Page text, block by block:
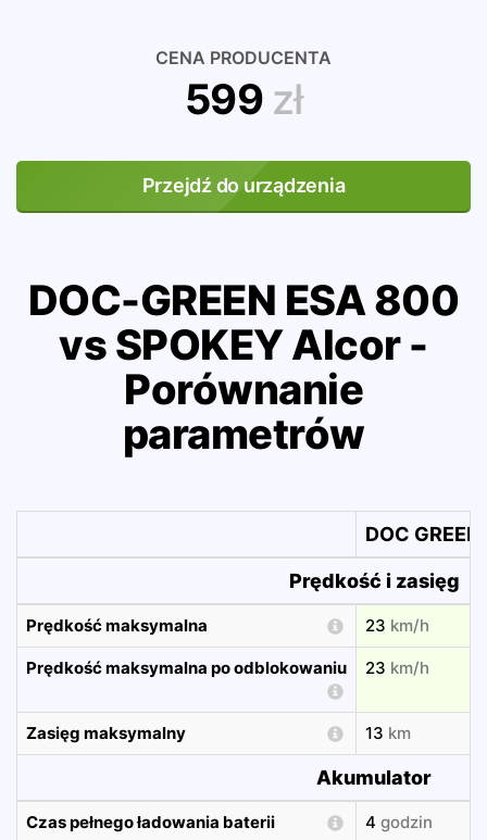
CENA PRODUCENTA
599 zł
Przejdź do urządzenia
DOC-GREEN ESA 800
vs SPOKEY Alcor -
Porównanie
parametrów
DOC
Prędkość i zasięg
Prędkość maksymalna 23 km/h
Prędkość maksymalna po odblokowaniu 23 km/h
Zasięg maksymalny 13 km
Akumulator
Czas pełnego ładowania baterii 4 godzin